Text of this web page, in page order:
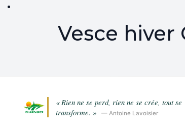
Vesce hiver
« Rien ne se perd, rien ne se crée, tout se
transforme. »
— Antoine Lavoisier